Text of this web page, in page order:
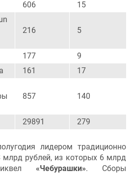
606 15
216 5
177
9
161 17
857 140
29891 279
лидером традиционно
рублей, из которых 6 млрд
«Чебурашки». Сборы